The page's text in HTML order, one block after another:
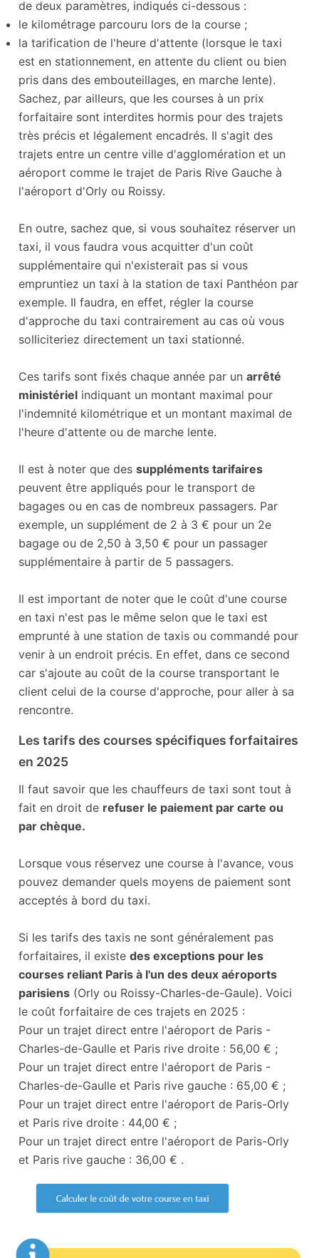
de deux paramètres, indiqués ci-dessous :
le kilométrage parcouru lors de la course ;
la tarification de l'heure d'attente (lorsque le taxi
est en stationnement, en attente du client ou bien
pris dans des embouteillages, en marche lente).
Sachez, par ailleurs, que les courses à un prix
forfaitaire sont interdites hormis pour des trajets
très précis et légalement encadrés. Il s'agit des
trajets entre un centre ville d'agglomération et un
aéroport comme le trajet de Paris Rive Gauche à
l'aéroport d'Orly ou Roissy.
En outre, sachez que, si vous souhaitez réserver un
taxi, il vous faudra vous acquitter d'un coût
supplémentaire qui n'existerait pas si vous
empruntiez un taxi à la station de taxi Panthéon par
exemple. Il faudra, en effet, régler la course
d'approche du taxi contrairement au cas où vous
solliciteriez directement un taxi stationné.
Ces tarifs sont fixés chaque année par unarrêté
ministériel indiquant un montant maximal pour
l'indemnité kilométrique et un montant maximal de
l'heure d'attente ou de marche lente.
Il est à noter que dessuppléments tarifaires
peuvent être appliqués pour le transport de
bagages ou en cas de nombreux passagers. Par
exemple, un supplément de 2 à 3 € pour un 2e
bagage ou de 2,50 à 3,50 € pour un passager
supplémentaire à partir de 5 passagers.
Il est important de noter que le coût d'une course
en taxi n'est pas le même selon que le taxi est
emprunté à une station de taxis ou commandé pour
venir à un endroit précis. En effet, dans ce second
car s'ajoute au coût de la course transportant le
client celui de la course d'approche, pour aller à sa
rencontre.
Les tarifs des courses spécifiques forfaitaires
en 2025
Il faut savoir que les chauffeurs de taxi sont tout à
fait en droit de refuser le paiement par carte ou
par chèque.
Lorsque vous réservez une course à l'avance, vous
pouvez demander quels moyens de paiement sont
acceptés à bord du taxi.
Si les tarifs des taxis ne sont généralement pas
forfaitaires, il existedes exceptions pour les
courses reliant Paris à l'un des deux aéroports
parisiens (Orly ou Roissy-Charles-de-Gaule). Voici
le coût forfaitaire de ces trajets en 2025 :
Pour un trajet direct entre l'aéroport de Paris -
Charles-de-Gaulle et Paris rive droite : 56,00 € ;
Pour un trajet direct entre l'aéroport de Paris -
Charles-de-Gaulle et Paris rive gauche : 65,00 € ;
Pour un trajet direct entre l'aéroport de Paris-Orly
et Paris rive droite : 44,00 € ;
Pour un trajet direct entre l'aéroport de Paris-Orly
et Paris rive gauche : 36,00 € .